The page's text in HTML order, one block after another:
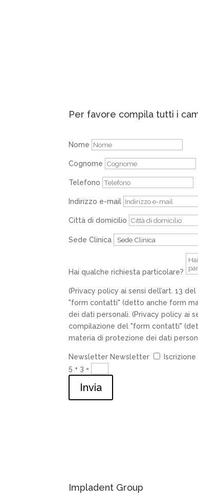
Per favore compila tutti i
Nome
Cognome
Telefono
Indirizzo e-mail
Città di domicilio
Sede Clinica
Hai qualche richiesta particolare?
(Privacy policy ai sensi dell’art. 13
"form contatti" (detto anche form
dei dati personali. (Privacy policy ai
compilazione del "form contatti"
materia di protezione dei dati
Newsletter Newsletter
5 + 3 =
Invia
Impladent Group